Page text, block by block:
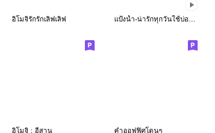
อิโมจิรักรักเลิฟเลิฟ
อิโมจิ : อีสาน คำออฟฟิศโดนๆ